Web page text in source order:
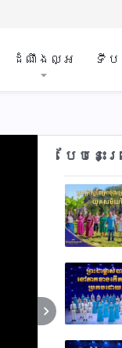
ដំណឹងល្អ ទីប
បែបនេ